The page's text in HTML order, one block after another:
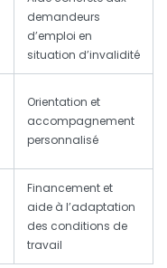
demandeurs
d’emploi en
situation d’invalidité
Orientation et
accompagnement
personnalisé
Financement et
aide à l’adaptation
des conditions de
travail